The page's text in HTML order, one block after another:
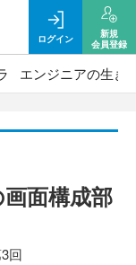
ログイン
新規
会員登録
エンジニアの生き
面構成部
回